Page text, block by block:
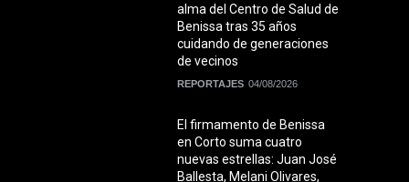
alma del Centro de Salud de
Benissa tras 35 años
cuidando de generaciones
de vecinos
REPORTAJES 04/08/2026
El firmamento de Benissa
en Corto suma cuatro
nuevas estrellas: Juan José
Ballesta, Melani Olivares,